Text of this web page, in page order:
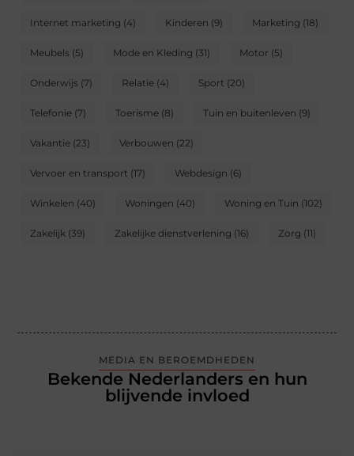
Internet marketing (4) Kinderen (9) Marketing (18)
Meubels (5) Mode en Kleding (31) Motor (5)
Onderwijs (7) Relatie (4) Sport (20)
Telefonie (7) Toerisme (8) Tuin en buitenleven (9)
Vakantie (23) Verbouwen (22)
Vervoer en transport (17) Webdesign (6)
Winkelen (40) Woningen (40) Woning en Tuin (102)
Zakelijk (39) Zakelijke dienstverlening (16) Zorg (11)
MEDIA EN BEROEMDHEDEN
Bekende Nederlanders en hun
blijvende invloed